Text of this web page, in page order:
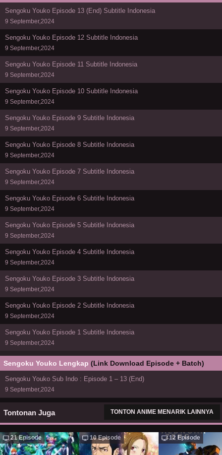
Sengoku Youko Episode 13 (End) Subtitle Indonesia
9 September,2024
Sengoku Youko Episode 12 Subtitle Indonesia
9 September,2024
Sengoku Youko Episode 11 Subtitle Indonesia
9 September,2024
Sengoku Youko Episode 10 Subtitle Indonesia
9 September,2024
Sengoku Youko Episode 9 Subtitle Indonesia
9 September,2024
Sengoku Youko Episode 8 Subtitle Indonesia
9 September,2024
Sengoku Youko Episode 7 Subtitle Indonesia
9 September,2024
Sengoku Youko Episode 6 Subtitle Indonesia
9 September,2024
Sengoku Youko Episode 5 Subtitle Indonesia
9 September,2024
Sengoku Youko Episode 4 Subtitle Indonesia
9 September,2024
Sengoku Youko Episode 3 Subtitle Indonesia
9 September,2024
Sengoku Youko Episode 2 Subtitle Indonesia
9 September,2024
Sengoku Youko Episode 1 Subtitle Indonesia
9 September,2024
Sengoku Youko Lengkap (Link Download Episode + Batch)
Sengoku Youko Sub Indo : Episode 1 – 13 (End)
9 September,2024
Tontonan Juga TONTON ANIME MENARIK LAINNYA
21 Episode 10 Episode 12 Episode